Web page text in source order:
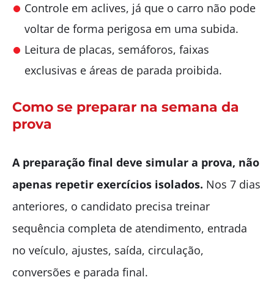
Controle em aclives, já que o carro não pode
voltar de forma perigosa em uma subida.
Leitura de placas, semáforos, faixas
exclusivas e áreas de parada proibida.
Como se preparar na semana da
prova
A preparação final deve simular a prova, não
apenas repetir exercícios isolados. Nos 7 dias
anteriores, o candidato precisa treinar
sequência completa de atendimento, entrada
no veículo, ajustes, saída, circulação,
conversões e parada final.